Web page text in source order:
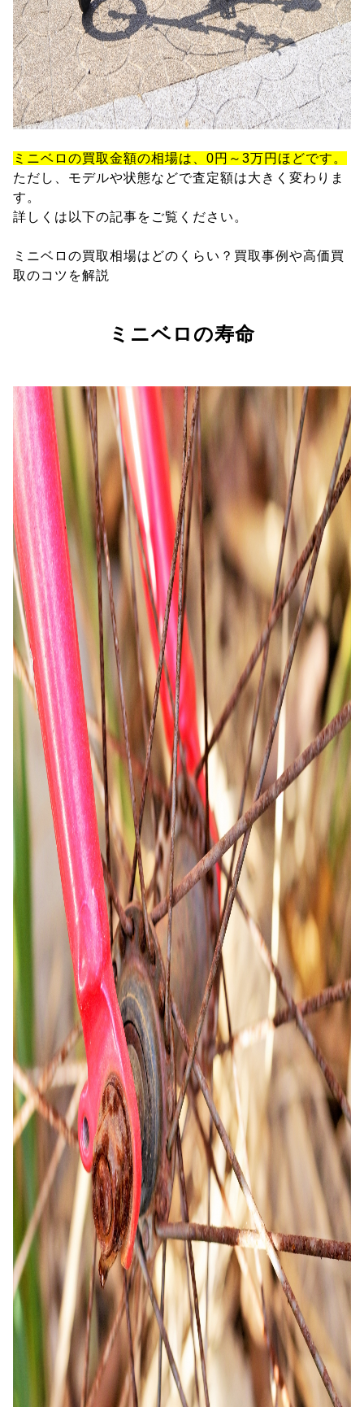
ミニベロの買取金額の相場は、0円～3万円ほどです。
ただし、モデルや状態などで査定額は大きく変わりま
す。
詳しくは以下の記事をご覧ください。
ミニベロの買取相場はどのくらい？買取事例や高価買
取のコツを解説
ミニベロの寿命